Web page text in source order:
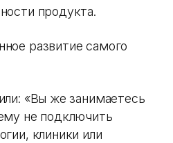
продукта.
развитие самого
«Вы же занимаетесь
не подключить
клиники или